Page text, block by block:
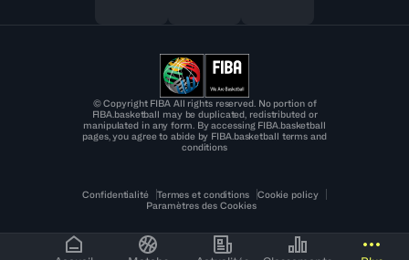
© Copyright FIBA All rights reserved. No portion of
FIBA.basketball may be duplicated, redistributed or
manipulated in any form. By accessing FIBA.basketball
pages, you agree to abide by FIBA.basketball terms and
conditions
Confidentialité Termes et conditions
Cookie policy
Paramètres des Cookies